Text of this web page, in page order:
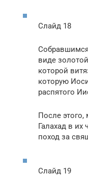
Слайд 18
виде
которой
которую
распятого
После этого,
Галахад в их
поход за
Слайд 19